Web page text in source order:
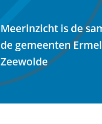
Meerinzicht is de
de gemeenten
Zeewolde